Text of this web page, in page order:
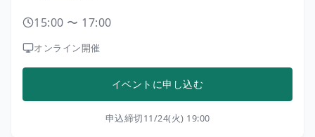
15:00 〜 17:00
オンライン開催
イベントに申し込む
申込締切11/24(火) 19:00